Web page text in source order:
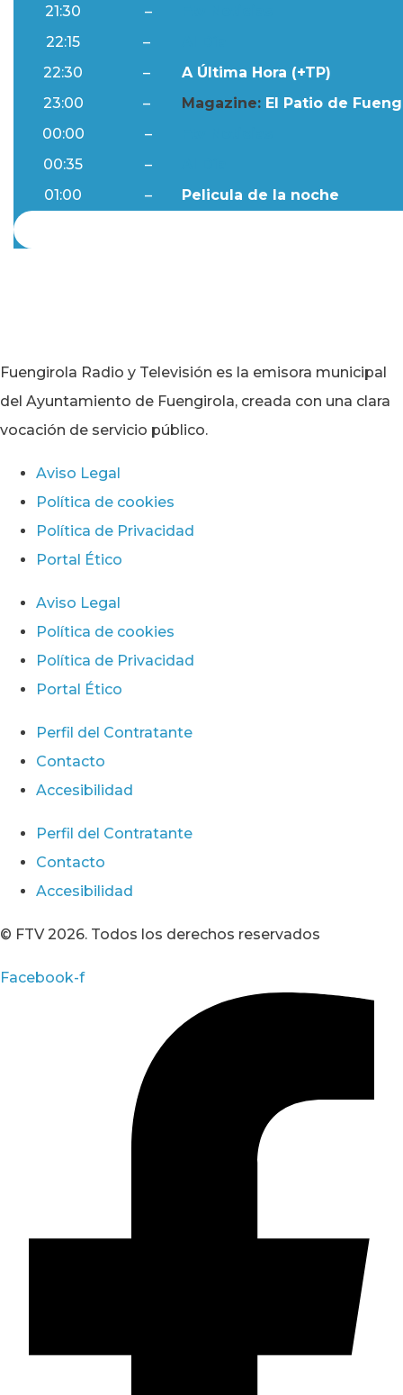
21:30 –
22:15
–
22:30
–
A Última Hora (+TP)
23:00
– Magazine: El Patio de
00:00
–
00:35
–
01:00
– Pelicula de la noche
Fuengirola Radio y Televisión es la emisora municipal
del Ayuntamiento de Fuengirola, creada con una clara
vocación de servicio público.
Aviso Legal
Política de cookies
Política de Privacidad
Portal Ético
Aviso Legal
Política de cookies
Política de Privacidad
Portal Ético
Perfil del Contratante
Contacto
Accesibilidad
Perfil del Contratante
Contacto
Accesibilidad
© FTV 2026. Todos los derechos reservados
Facebook-f